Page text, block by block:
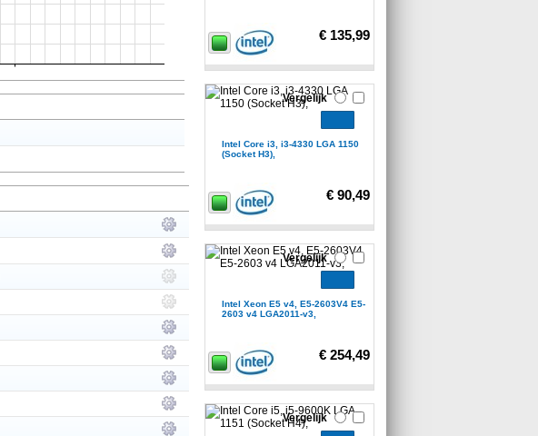
€ 135,99
Intel Core i3, i3-4330 LGA 1150
(Socket H3),
€ 90,49
Vergelijk
Intel Xeon E5 v4, E5-2603V4 E5-
2603 v4 LGA2011-v3,
€ 254,49
Vergelijk
Vergelijk